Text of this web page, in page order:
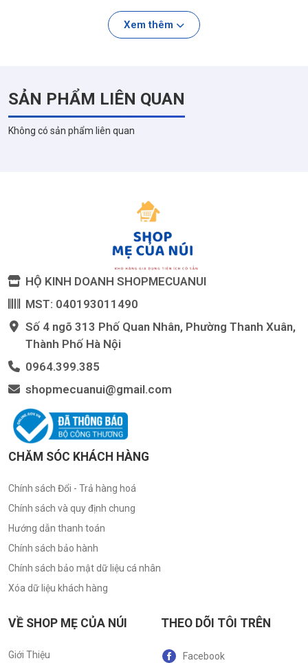
cực kỳ tiện lợi. Sắm bộ này trong bếp đến lúc chiên rán ít là ko
muốn sờ đến chảo to nữa đâu ạ 🥰
Xem thêm
SẢN PHẨM LIÊN QUAN
Không có sản phẩm liên quan
HỘ KINH DOANH SHOPMECUANUI
MST: 040193011490
Số 4 ngõ 313 Phố Quan Nhân, Phường Thanh Xuân,
Thành Phố Hà Nội
0964.399.385
shopmecuanui@gmail.com
CHĂM SÓC KHÁCH HÀNG
Chính sách Đổi - Trả hàng hoá
Chính sách và quy định chung
Hướng dẫn thanh toán
Chính sách bảo hành
Chính sách bảo mật dữ liệu cá nhân
Xóa dữ liệu khách hàng
VỀ SHOP MẸ CỦA NÚI
Giới Thiệu
THEO DÕI TÔI TRÊN
Facebook